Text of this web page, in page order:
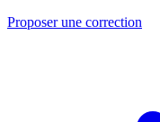
Proposer une correction